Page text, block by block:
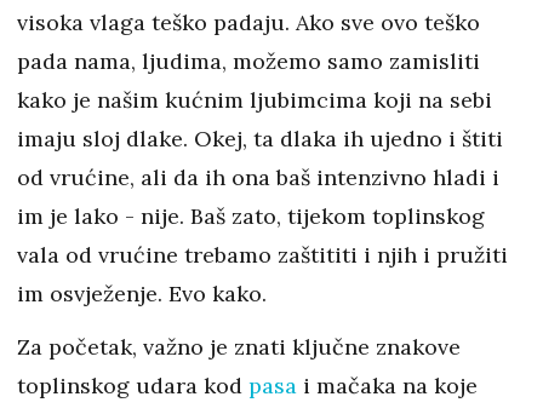
visoka vlaga teško padaju. Ako sve ovo teško
pada nama, ljudima, možemo samo zamisliti
kako je našim kućnim ljubimcima koji na sebi
imaju sloj dlake. Okej, ta dlaka ih ujedno i štiti
od vrućine, ali da ih ona baš intenzivno hladi i
im je lako - nije. Baš zato, tijekom toplinskog
vala od vrućine trebamo zaštititi i njih i pružiti
im osvježenje. Evo kako.
Za početak, važno je znati ključne znakove
toplinskog udara kod pasa i mačaka na koje